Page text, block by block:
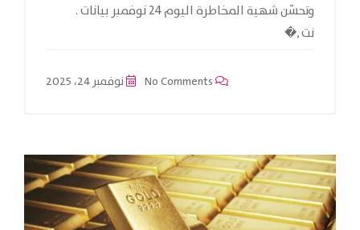
وتحسّن شهية المخاطرة اليوم 24 نوفمبر بيانات .
نت ,�
نوفمبر 24، 2025